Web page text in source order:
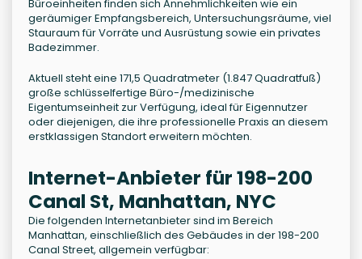
Büroeinheiten finden sich Annehmlichkeiten wie ein
geräumiger Empfangsbereich, Untersuchungsräume, viel
Stauraum für Vorräte und Ausrüstung sowie ein privates
Badezimmer.
Aktuell steht eine 171,5 Quadratmeter (1.847 Quadratfuß)
große schlüsselfertige Büro-/medizinische
Eigentumseinheit zur Verfügung, ideal für Eigennutzer
oder diejenigen, die ihre professionelle Praxis an diesem
erstklassigen Standort erweitern möchten.
Internet-Anbieter für 198-200
Canal St, Manhattan, NYC
Die folgenden Internetanbieter sind im Bereich
Manhattan, einschließlich des Gebäudes in der 198-200
Canal Street, allgemein verfügbar: